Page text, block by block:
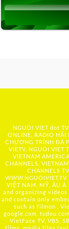
NGUOI VIET dot
ONLINE, RADIO HẢI
CHƯƠNG TRÌNH ĐÃ
VIETV, NGUOI VIET
VIETNAM
CHANNELS,
CHANNELS
VIỆT NAM, MỸ, ÂU
and organizing
and contain only
such as filmon ,
google.com,
VietFace TV, VBS,
films, media files